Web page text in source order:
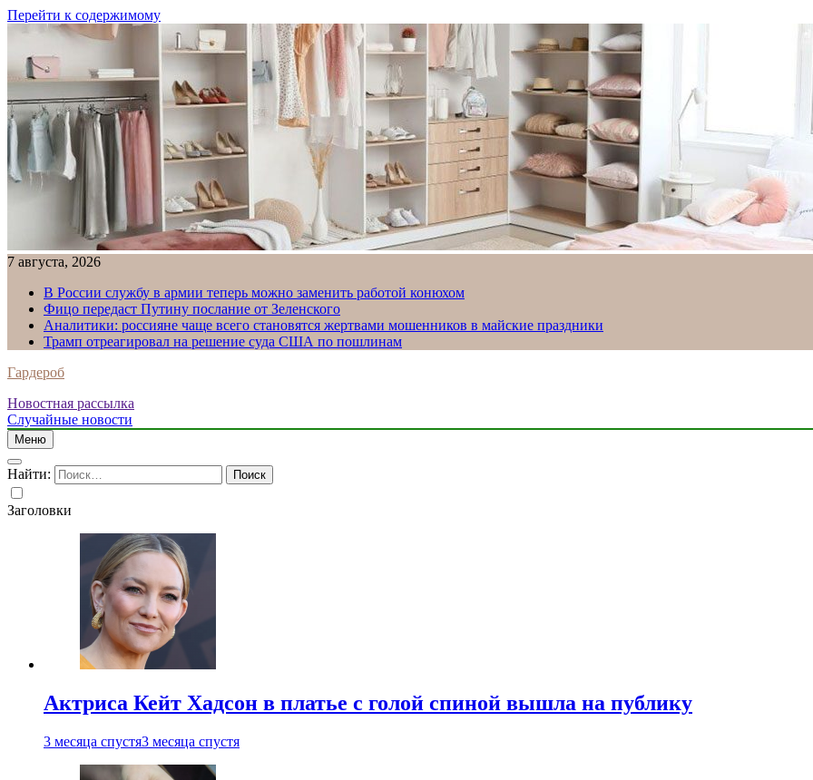
Перейти к содержимому
7 августа, 2026
В России службу в армии теперь можно заменить работой конюхом
Фицо передаст Путину послание от Зеленского
Аналитики: россияне чаще всего становятся жертвами мошенников в майские праздники
Трамп отреагировал на решение суда США по пошлинам
Гардероб
Новостная рассылка
Случайные новости
Меню
Найти:
Заголовки
Актриса Кейт Хадсон в платье с голой спиной вышла на публику
3 месяца спустя3 месяца спустя